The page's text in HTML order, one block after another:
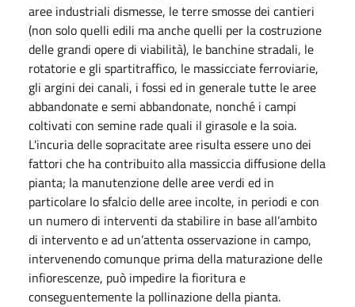
aree industriali dismesse, le terre smosse dei cantieri
(non solo quelli edili ma anche quelli per la costruzione
delle grandi opere di viabilità), le banchine stradali, le
rotatorie e gli spartitraffico, le massicciate ferroviarie,
gli argini dei canali, i fossi ed in generale tutte le aree
abbandonate e semi abbandonate, nonché i campi
coltivati con semine rade quali il girasole e la soia.
L'incuria delle sopracitate aree risulta essere uno dei
fattori che ha contribuito alla massiccia diffusione della
pianta; la manutenzione delle aree verdi ed in
particolare lo sfalcio delle aree incolte, in periodi e con
un numero di interventi da stabilire in base all’ambito
di intervento e ad un’attenta osservazione in campo,
intervenendo comunque prima della maturazione delle
infiorescenze, può impedire la fioritura e
conseguentemente la pollinazione della pianta.